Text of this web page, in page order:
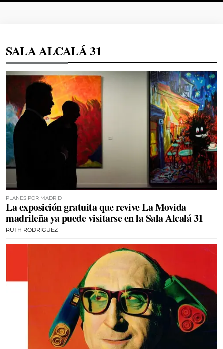
SALA ALCALÁ 31
PLANES POR MADRID
La exposición gratuita que revive La Movida
madrileña ya puede visitarse en la Sala Alcalá 31
RUTH RODRÍGUEZ